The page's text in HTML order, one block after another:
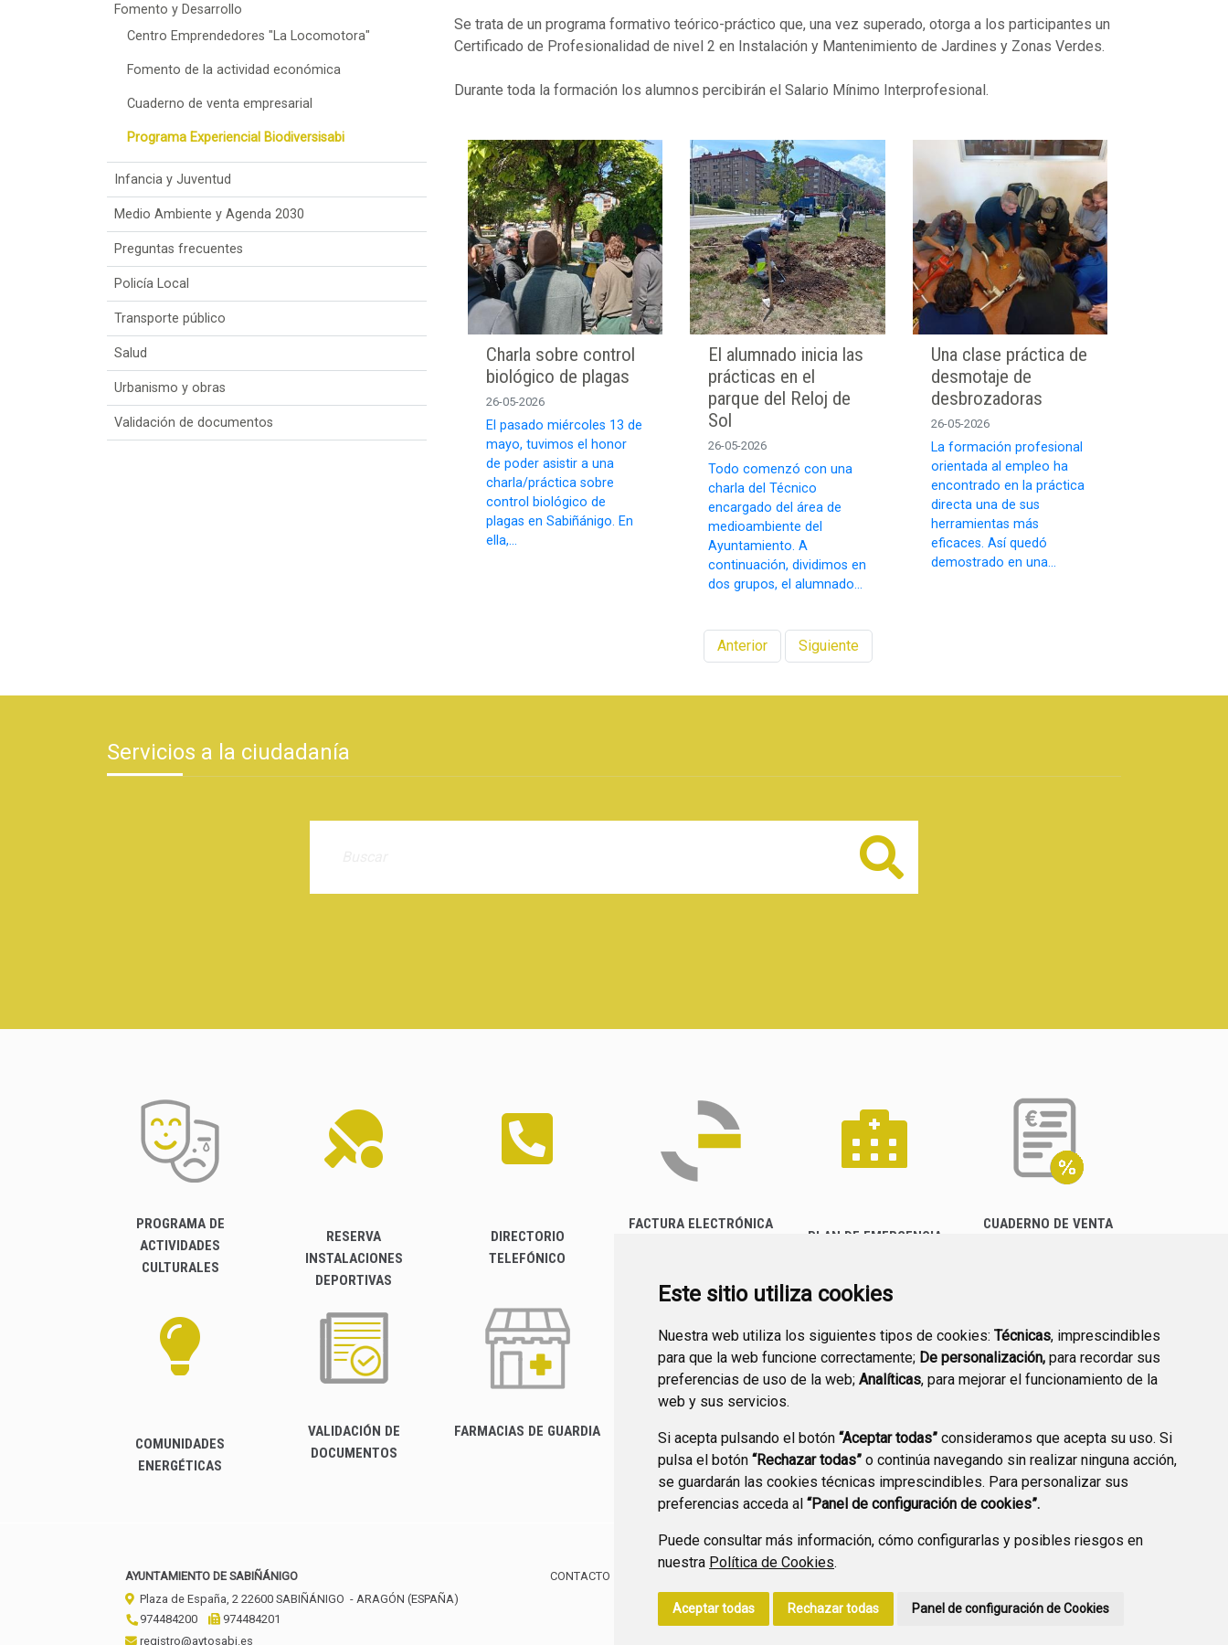
Este sitio utiliza cookies
Nuestra web utiliza los siguientes tipos de cookies: Técnicas, imprescindibles
para que la web funcione correctamente; De personalización, para recordar sus
preferencias de uso de la web; Analíticas, para mejorar el funcionamiento de la
web y sus servicios.
Si acepta pulsando el botón “Aceptar todas” consideramos que acepta su uso. Si
pulsa el botón “Rechazar todas” o continúa navegando sin realizar ninguna acción,
se guardarán las cookies técnicas imprescindibles. Para personalizar sus
preferencias acceda al “Panel de configuración de cookies”.
Puede consultar más información, cómo configurarlas y posibles riesgos en
nuestra Política de Cookies.
Aceptar todas Rechazar todas Panel de configuración de Cookies
Fomento y Desarrollo
Centro Emprendedores "La Locomotora"
Fomento de la actividad económica
Cuaderno de venta empresarial
Programa Experiencial Biodiversisabi
Infancia y Juventud
Medio Ambiente y Agenda 2030
Preguntas frecuentes
Policía Local
Transporte público
Salud
Urbanismo y obras
Validación de documentos
Se trata de un programa formativo teórico-práctico que, una vez superado, otorga a los participantes un
Certificado de Profesionalidad de nivel 2 en Instalación y Mantenimiento de Jardines y Zonas Verdes.
Durante toda la formación los alumnos percibirán el Salario Mínimo Interprofesional.
Charla sobre control
biológico de plagas
26-05-2026
El pasado miércoles 13 de
mayo, tuvimos el honor
de poder asistir a una
charla/práctica sobre
control biológico de
plagas en Sabiñánigo. En
ella,...
El alumnado inicia las
prácticas en el
parque del Reloj de
Sol
26-05-2026
Todo comenzó con una
charla del Técnico
encargado del área de
medioambiente del
Ayuntamiento. A
continuación, dividimos en
dos grupos, el alumnado...
Una clase práctica de
desmotaje de
desbrozadoras
26-05-2026
La formación profesional
orientada al empleo ha
encontrado en la práctica
directa una de sus
herramientas más
eficaces. Así quedó
demostrado en una...
Anterior Siguiente
Servicios a la ciudadanía
Buscar
PROGRAMA DE
ACTIVIDADES
CULTURALES
RESERVA
INSTALACIONES
DEPORTIVAS
DIRECTORIO
TELEFÓNICO
FACTURA ELECTRÓNICA
PLAN DE EMERGENCIA
CUADERNO DE VENTA
COMUNIDADES
ENERGÉTICAS
VALIDACIÓN DE
DOCUMENTOS
FARMACIAS DE GUARDIA
CANAL YOUTUBE
PREGUNTAS
FRECUENTES
PLAN DE ACCIÓN LOCAL
2030
AYUNTAMIENTO DE SABIÑÁNIGO
Plaza de España, 2 22600 SABIÑÁNIGO - ARAGÓN (ESPAÑA)
974484200
974484201
registro@aytosabi.es
CONTACTO